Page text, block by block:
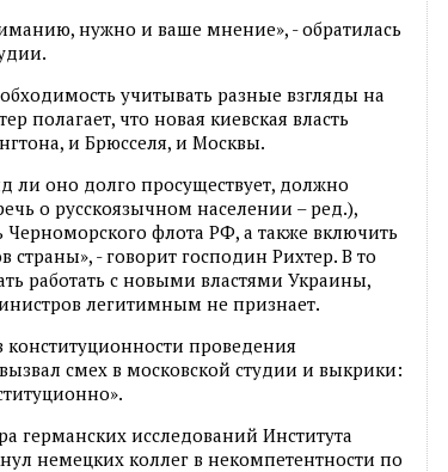
нужно и ваше мнение», - обратилась
учитывать разные взгляды на
полагает, что новая киевская власть
и Брюсселя, и Москвы.
ли оно долго просуществует, должно
о русскоязычном населении – ред.),
Черноморского флота РФ, а также включить
страны», - говорит господин Рихтер. В то
работать с новыми властями Украины,
легитимным не признает.
конституционности проведения
смех в московской студии и выкрики:
германских исследований Института
немецких коллег в некомпетентности по